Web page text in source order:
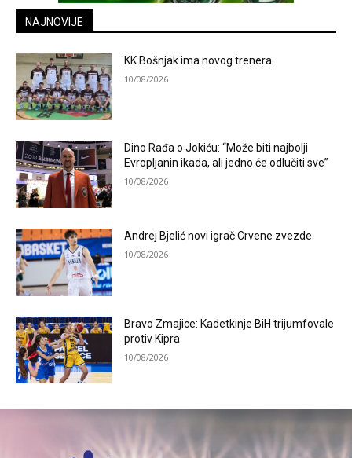
NAJNOVIJE
KK Bošnjak ima novog trenera
10/08/2026
Dino Rađa o Jokiću: “Može biti najbolji
Evropljanin ikada, ali jedno će odlučiti sve”
10/08/2026
Andrej Bjelić novi igrač Crvene zvezde
10/08/2026
Bravo Zmajice: Kadetkinje BiH trijumfovale
protiv Kipra
10/08/2026